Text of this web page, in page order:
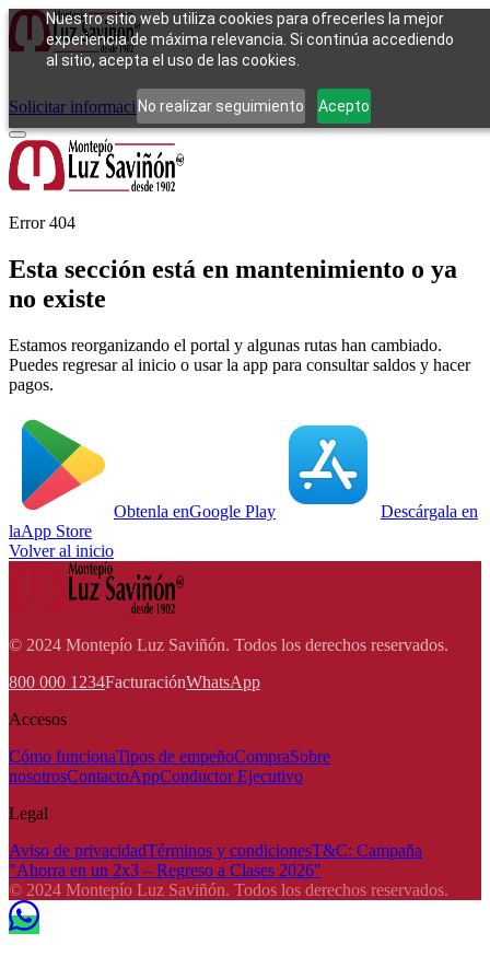
Nuestro sitio web utiliza cookies para ofrecerles la mejor
experiencia de máxima relevancia. Si continúa accediendo
al sitio, acepta el uso de las cookies.
No realizar seguimiento Acepto
Cómo funcionaTipos de empeñoCompraContacto
Solicitar información Iniciar sesión
Error 404
Esta sección está en mantenimiento o ya
no existe
Estamos reorganizando el portal y algunas rutas han cambiado.
Puedes regresar al inicio o usar la app para consultar saldos y hacer
pagos.
Obtenla enGoogle Play
Descárgala en
laApp Store
Volver al inicio
© 2024 Montepío Luz Saviñón. Todos los derechos reservados.
800 000 1234FacturaciónWhatsApp
Accesos
Cómo funcionaTipos de empeñoCompraSobre
nosotrosContactoAppConductor Ejecutivo
Legal
Aviso de privacidadTérminos y condicionesT&C: Campaña
"Ahorra en un 2x3 – Regreso a Clases 2026"
© 2024 Montepío Luz Saviñón. Todos los derechos reservados.